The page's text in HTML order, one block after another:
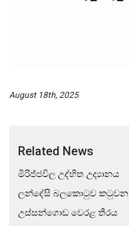
August 18th, 2025
Related News
මිරිජ්ජවිල උද්භිත උද්‍යානය
ලන්දේසි බලකොටුව කටුවන
උස්සන්ගොඩ වෙරළ තීරය